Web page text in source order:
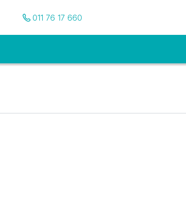
Pozovite nas
011 76 17 660